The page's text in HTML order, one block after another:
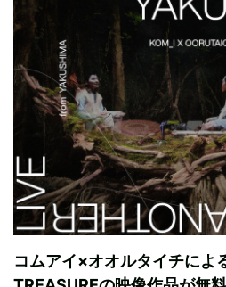
コムアイ×オオルタイチによ